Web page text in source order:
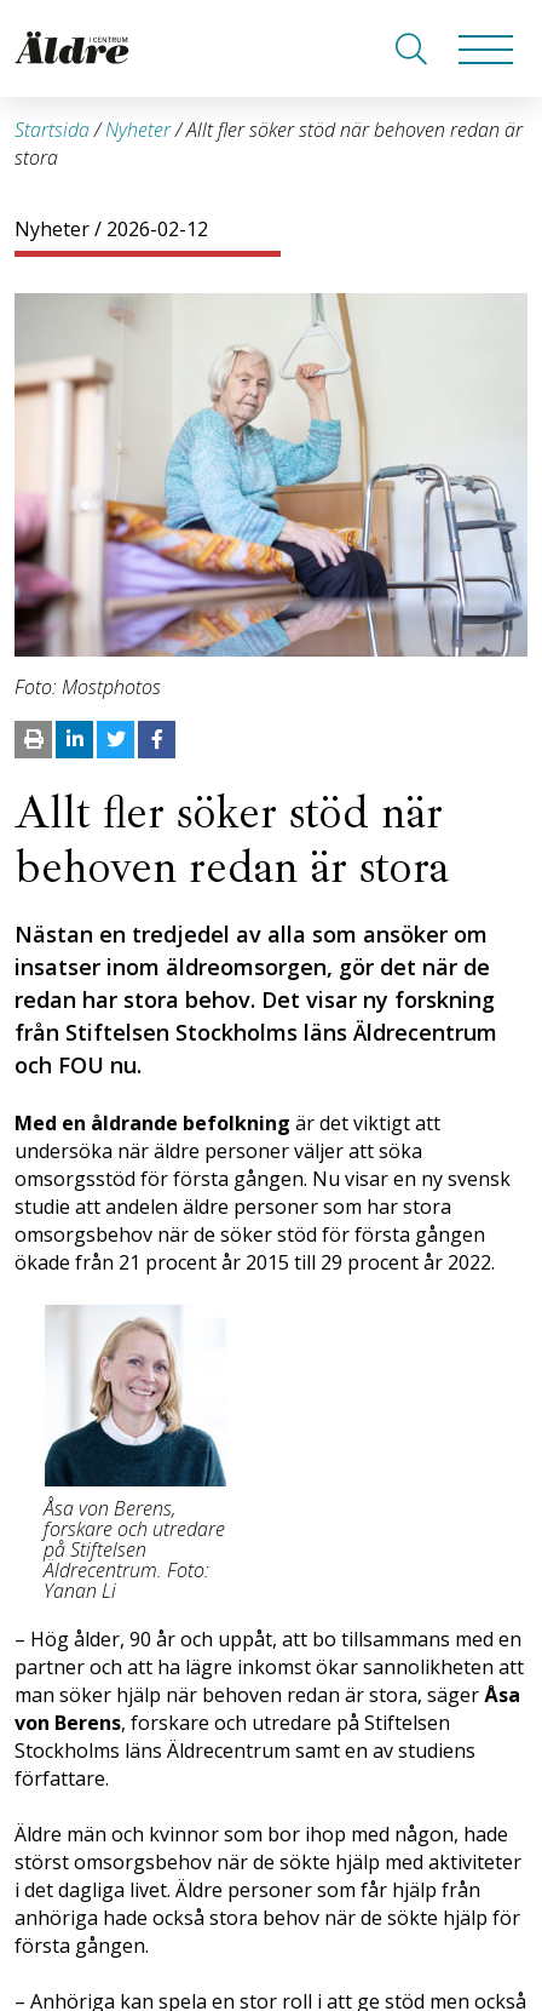
Startsida/Nyheter/Allt fler söker stöd när behoven redan är
stora
Nyheter/ 2026-02-12
Foto: Mostphotos
Allt fler söker stöd när
behoven redan är stora
Nästan en tredjedel av alla som ansöker om
insatser inom äldreomsorgen, gör det när de
redan har stora behov. Det visar ny forskning
från Stiftelsen Stockholms läns Äldrecentrum
och FOU nu.
Med en åldrande befolkning är det viktigt att
undersöka när äldre personer väljer att söka
omsorgsstöd för första gången. Nu visar en ny svensk
studie att andelen äldre personer som har stora
omsorgsbehov när de söker stöd för första gången
ökade från 21 procent år 2015 till 29 procent år 2022.
Åsa von Berens,
forskare och utredare
på Stiftelsen
Äldrecentrum. Foto:
Yanan Li
– Hög ålder, 90 år och uppåt, att bo tillsammans med en
partner och att ha lägre inkomst ökar sannolikheten att
man söker hjälp när behoven redan är stora, sägerÅsa
von Berens, forskare och utredare på Stiftelsen
Stockholms läns Äldrecentrum samt en av studiens
författare.
Äldre män och kvinnor som bor ihop med någon, hade
störst omsorgsbehov när de sökte hjälp med aktiviteter
i det dagliga livet. Äldre personer som får hjälp från
anhöriga hade också stora behov när de sökte hjälp för
första gången.
– Anhöriga kan spela en stor roll i att ge stöd men också